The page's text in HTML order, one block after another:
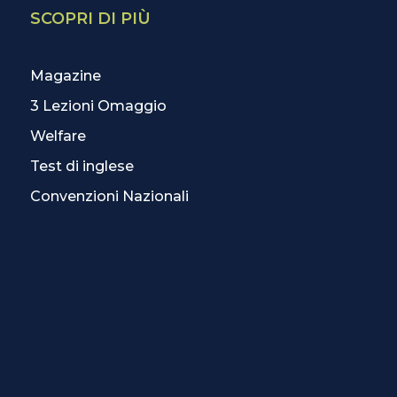
SCOPRI DI PIÙ
Magazine
3 Lezioni Omaggio
Welfare
Test di inglese
Convenzioni Nazionali